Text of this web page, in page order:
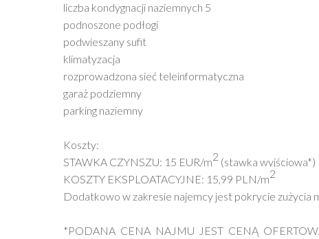
liczba kondygnacji naziemnych 5
podnoszone podłogi
podwieszany sufit
klimatyzacja
rozprowadzona sieć teleinformatyczna
garaż podziemny
parking naziemny
Koszty:
STAWKA CZYNSZU: 15 EUR/m2 (stawka wyjściowa*)
KOSZTY EKSPLOATACYJNE: 15,99 PLN/m2
Dodatkowo w zakresie najemcy jest pokrycie zużycia
*PODANA CENA NAJMU JEST CENĄ